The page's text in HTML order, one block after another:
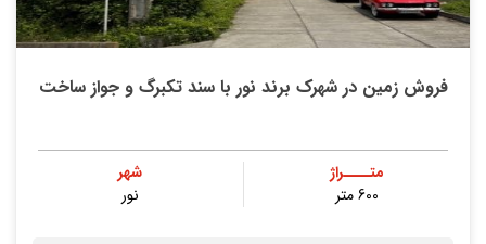
فروش زمین در شهرک برند نور با سند تکبرگ و جواز ساخت
متــــراژ
600 متر
شهر
نور